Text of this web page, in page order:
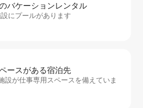
バ⁠ケ⁠ー⁠シ⁠ョ⁠ンレ⁠ン⁠タ⁠ル
にプールがあります
ー⁠スがあ⁠る宿⁠泊⁠先
設が仕事専用スペースを備えていま